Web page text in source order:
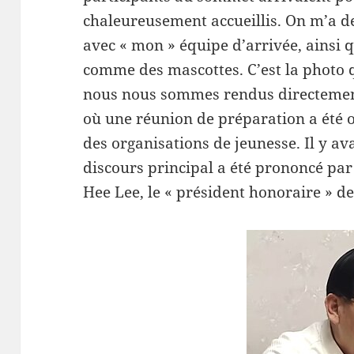
chaleureusement accueillis. On m’a
avec « mon » équipe d’arrivée, ainsi
comme des mascottes. C’est la
nous nous sommes rendus
où une réunion de préparation a été
des organisations de jeunesse. Il y
discours principal a été prononcé
Hee Lee, le « président honoraire »